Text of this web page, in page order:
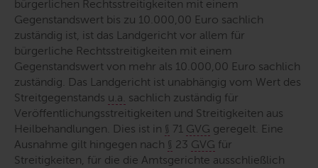
bürgerlichen Rechtsstreitigkeiten mit einem
Gegenstandswert bis zu 10.000,00 Euro sachlich
zuständig ist, ist das Landgericht vor allem für
bürgerliche Rechtsstreitigkeiten mit einem
Gegenstandswert von mehr als 10.000,00 Euro sachlich
zuständig. Das Landgericht ist unabhängig vom Wert des
Streitgegenstands u.a. sachlich zuständig für
Veröffentlichungsstreitigkeiten und Streitigkeiten aus
Heilbehandlungen. Dies ist in § 71 GVG geregelt. Eine
Ausnahme gilt hingegen nach § 23 GVG für
Streitigkeiten, für die die Amtsgerichte ausschließlich